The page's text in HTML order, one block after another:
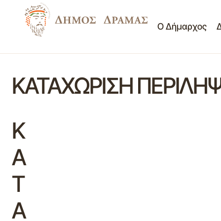
Ο Δήμαρχος
ΚΑΤΑΧΩΡΙΣΗ
Κ
Α
Τ
Α